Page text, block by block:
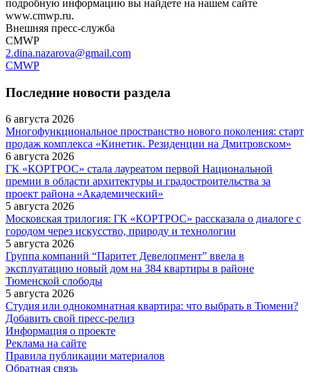
подробную информацию вы найдете на нашем сайте
www.cmwp.ru.
Внешняя пресс-служба
CMWP
2.dina.nazarova@gmail.com
CMWP
Последние новости раздела
6 августа 2026
Многофункциональное пространство нового поколения: старт
продаж комплекса «Кинетик. Резиденции на Дмитровском»
6 августа 2026
ГК «КОРТРОС» стала лауреатом первой Национальной
премии в области архитектуры и градостроительства за
проект района «Академический»
5 августа 2026
Московская трилогия: ГК «КОРТРОС» рассказала о диалоге с
городом через искусство, природу и технологии
5 августа 2026
Группа компаний “Паритет Девелопмент” ввела в
эксплуатацию новый дом на 384 квартиры в районе
Тюменской слободы
5 августа 2026
Студия или однокомнатная квартира: что выбрать в Тюмени?
Добавить свой пресс-релиз
Информация о проекте
Реклама на сайте
Правила публикации материалов
Обратная связь